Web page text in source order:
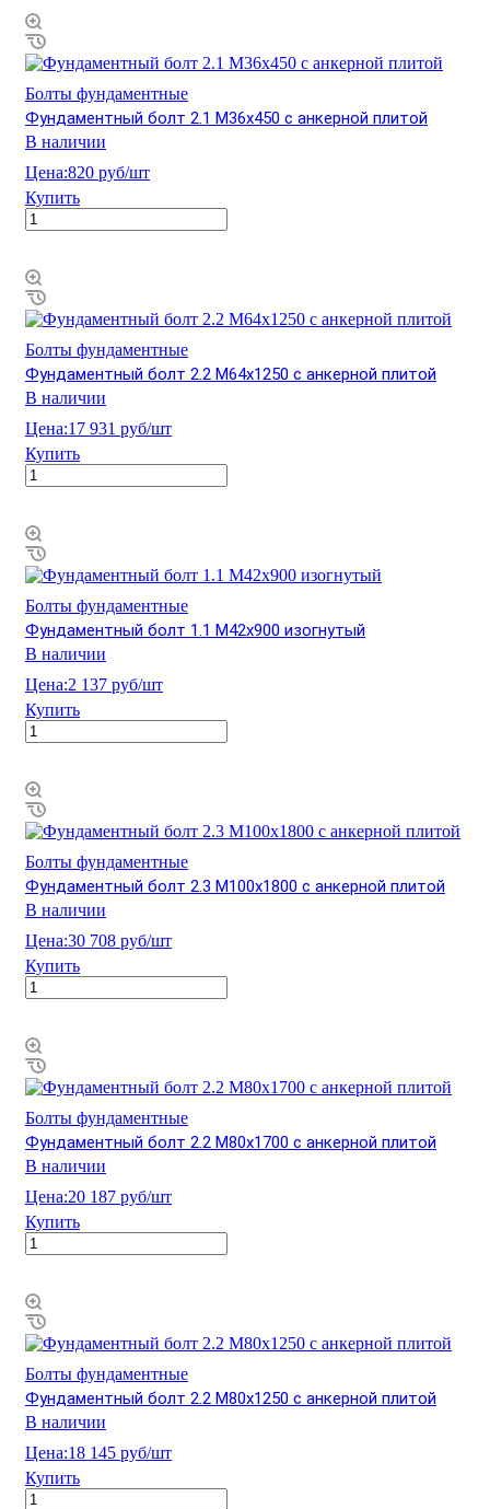
Болты фундаментные
Фундаментный болт 2.1 М36х450 с анкерной плитой
В наличии
Цена:820 руб/шт
Купить
Болты фундаментные
Фундаментный болт 2.2 М64х1250 с анкерной плитой
В наличии
Цена:17 931 руб/шт
Купить
Болты фундаментные
Фундаментный болт 1.1 М42х900 изогнутый
В наличии
Цена:2 137 руб/шт
Купить
Болты фундаментные
Фундаментный болт 2.3 М100х1800 с анкерной плитой
В наличии
Цена:30 708 руб/шт
Купить
Болты фундаментные
Фундаментный болт 2.2 М80х1700 с анкерной плитой
В наличии
Цена:20 187 руб/шт
Купить
Болты фундаментные
Фундаментный болт 2.2 М80х1250 с анкерной плитой
В наличии
Цена:18 145 руб/шт
Купить